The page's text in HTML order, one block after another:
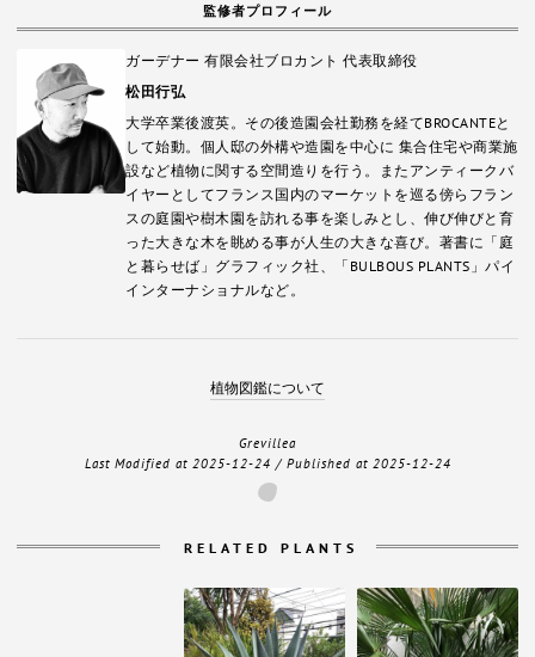
監修者プロフィール
ガーデナー 有限会社ブロカント 代表取締役
松田行弘
大学卒業後渡英。その後造園会社勤務を経てBROCANTEと
して始動。個人邸の外構や造園を中心に 集合住宅や商業施
設など植物に関する空間造りを行う。またアンティークバ
イヤーとしてフランス国内のマーケットを巡る傍らフラン
スの庭園や樹木園を訪れる事を楽しみとし、伸び伸びと育
った大きな木を眺める事が人生の大きな喜び。著書に「庭
と暮らせば」グラフィック社、「BULBOUS PLANTS」パイ
インターナショナルなど。
植物図鑑について
Grevillea
Last Modified at 2025-12-24 / Published at 2025-12-24
RELATED PLANTS